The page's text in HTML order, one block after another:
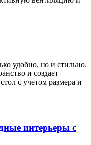
удобно, но и стильно.
и создает
с учетом размера и
интерьеры с